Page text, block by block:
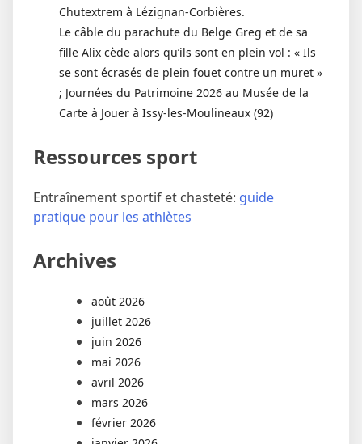
Chutextrem à Lézignan-Corbières.
Le câble du parachute du Belge Greg et de sa
fille Alix cède alors qu’ils sont en plein vol : « Ils
se sont écrasés de plein fouet contre un muret »
; Journées du Patrimoine 2026 au Musée de la
Carte à Jouer à Issy-les-Moulineaux (92)
Ressources sport
Entraînement sportif et chasteté: guide
pratique pour les athlètes
Archives
août 2026
juillet 2026
juin 2026
mai 2026
avril 2026
mars 2026
février 2026